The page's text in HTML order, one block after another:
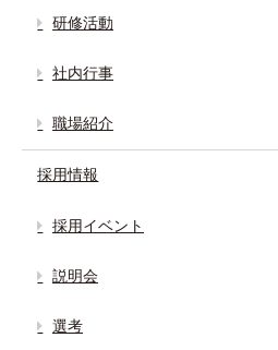
研修活動
社内行事
職場紹介
採用情報
採用イベント
説明会
選考